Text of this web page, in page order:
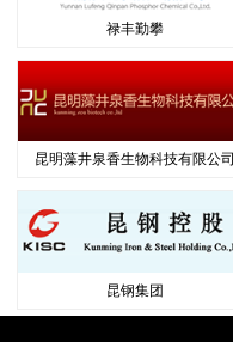
禄丰勤攀
昆明藻井泉香生物科技有限公司
昆钢集团